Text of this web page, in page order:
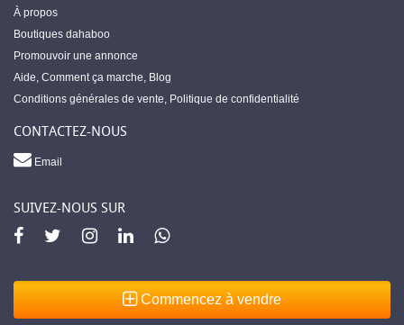
À propos
Boutiques dahaboo
Promouvoir une annonce
Aide, Comment ça marche, Blog
Conditions générales de vente, Politique de confidentialité
CONTACTEZ-NOUS
Email
SUIVEZ-NOUS SUR
Commencez à vendre